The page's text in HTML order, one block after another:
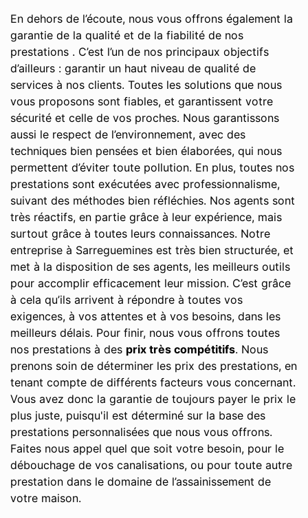
En dehors de l’écoute, nous vous offrons également la
garantie de la qualité et de la fiabilité de nos
prestations . C’est l’un de nos principaux objectifs
d’ailleurs : garantir un haut niveau de qualité de
services à nos clients. Toutes les solutions que nous
vous proposons sont fiables, et garantissent votre
sécurité et celle de vos proches. Nous garantissons
aussi le respect de l’environnement, avec des
techniques bien pensées et bien élaborées, qui nous
permettent d’éviter toute pollution. En plus, toutes nos
prestations sont exécutées avec professionnalisme,
suivant des méthodes bien réfléchies. Nos agents sont
très réactifs, en partie grâce à leur expérience, mais
surtout grâce à toutes leurs connaissances. Notre
entreprise à Sarreguemines est très bien structurée, et
met à la disposition de ses agents, les meilleurs outils
pour accomplir efficacement leur mission. C’est grâce
à cela qu’ils arrivent à répondre à toutes vos
exigences, à vos attentes et à vos besoins, dans les
meilleurs délais. Pour finir, nous vous offrons toutes
nos prestations à des prix très compétitifs. Nous
prenons soin de déterminer les prix des prestations, en
tenant compte de différents facteurs vous concernant.
Vous avez donc la garantie de toujours payer le prix le
plus juste, puisqu'il est déterminé sur la base des
prestations personnalisées que nous vous offrons.
Faites nous appel quel que soit votre besoin, pour le
débouchage de vos canalisations, ou pour toute autre
prestation dans le domaine de l’assainissement de
votre maison.